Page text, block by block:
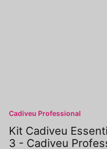
Cadiveu Professional
Kit Cadiveu
3 - Cadiveu